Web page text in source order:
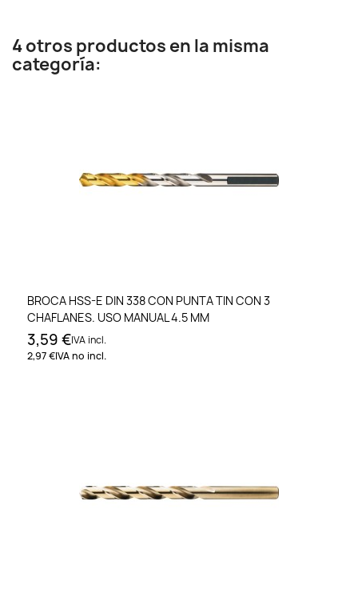
4 otros productos en la misma
categoría:
BROCA HSS-E DIN 338 CON PUNTA TIN CON 3
CHAFLANES. USO MANUAL 4.5 MM
3,59 €IVA incl.
2,97 €IVA no incl.